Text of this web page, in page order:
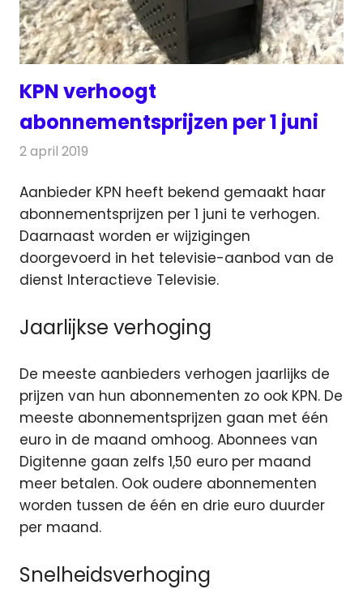
KPN verhoogt
abonnementsprijzen per 1 juni
2 april 2019
Aanbieder KPN heeft bekend gemaakt haar
abonnementsprijzen per 1 juni te verhogen.
Daarnaast worden er wijzigingen
doorgevoerd in het televisie-aanbod van de
dienst Interactieve Televisie.
Jaarlijkse verhoging
De meeste aanbieders verhogen jaarlijks de
prijzen van hun abonnementen zo ook KPN. De
meeste abonnementsprijzen gaan met één
euro in de maand omhoog. Abonnees van
Digitenne gaan zelfs 1,50 euro per maand
meer betalen. Ook oudere abonnementen
worden tussen de één en drie euro duurder
per maand.
Snelheidsverhoging